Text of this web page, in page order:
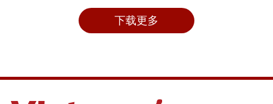
下载更多